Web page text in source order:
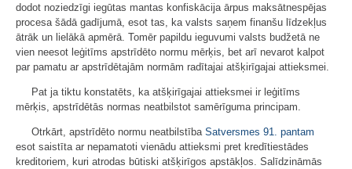
dodot noziedzīgi iegūtas mantas konfiskācija ārpus maksātnespējas
procesa šādā gadījumā, esot tas, ka valsts saņem finanšu līdzekļus
ātrāk un lielākā apmērā. Tomēr papildu ieguvumi valsts budžetā ne
vien neesot leģitīms apstrīdēto normu mērķis, bet arī nevarot kalpot
par pamatu ar apstrīdētajām normām radītajai atšķirīgajai attieksmei.
Pat ja tiktu konstatēts, ka atšķirīgajai attieksmei ir leģitīms
mērķis, apstrīdētās normas neatbilstot samērīguma principam.
Otrkārt, apstrīdēto normu neatbilstība Satversmes 91. pantam
esot saistīta ar nepamatoti vienādu attieksmi pret kredītiestādes
kreditoriem, kuri atrodas būtiski atšķirīgos apstākļos. Salīdzināmās